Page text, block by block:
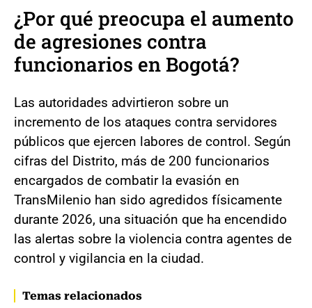
¿Por qué preocupa el aumento
de agresiones contra
funcionarios en Bogotá?
Las autoridades advirtieron sobre un
incremento de los ataques contra servidores
públicos que ejercen labores de control. Según
cifras del Distrito, más de 200 funcionarios
encargados de combatir la evasión en
TransMilenio han sido agredidos físicamente
durante 2026, una situación que ha encendido
las alertas sobre la violencia contra agentes de
control y vigilancia en la ciudad.
Temas relacionados